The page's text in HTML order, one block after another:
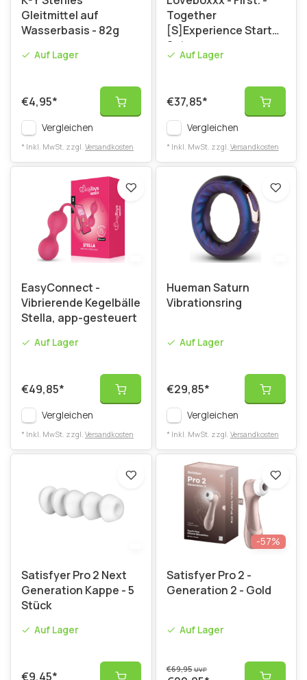
Gleitmittel auf
Wasserbasis - 82g
Auf Lager
€4,95*
Vergleichen
* Inkl. MwSt. zzgl. Versandkosten
Together
[S]Experience Starter
Set
Auf Lager
€37,85*
Vergleichen
* Inkl. MwSt. zzgl. Versandkosten
EasyConnect -
Vibrierende Kegelbälle
Stella, app-gesteuert
Auf Lager
€49,85*
Vergleichen
* Inkl. MwSt. zzgl. Versandkosten
Hueman Saturn
Vibrationsring
Auf Lager
€29,85*
Vergleichen
* Inkl. MwSt. zzgl. Versandkosten
Satisfyer Pro 2 Next
Generation Kappe - 5
Stück
Auf Lager
€9,45*
-57%
Satisfyer Pro 2 -
Generation 2 - Gold
Auf Lager
€69,95UVP